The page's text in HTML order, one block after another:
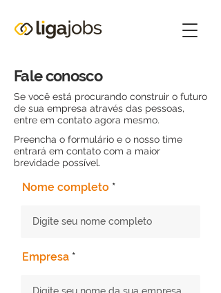
Fale conosco
Se você está procurando construir o futuro
de sua empresa através das pessoas,
entre em contato agora mesmo.
Preencha o formulário e o nosso time
entrará em contato com a maior
brevidade possível.
Nome completo
Empresa